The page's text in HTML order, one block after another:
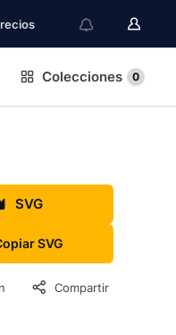
Colecciones 0
SVG
SVG
Compartir